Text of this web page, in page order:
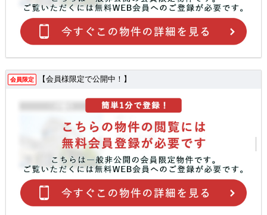
会員限定 【会員様限定で公開中！】